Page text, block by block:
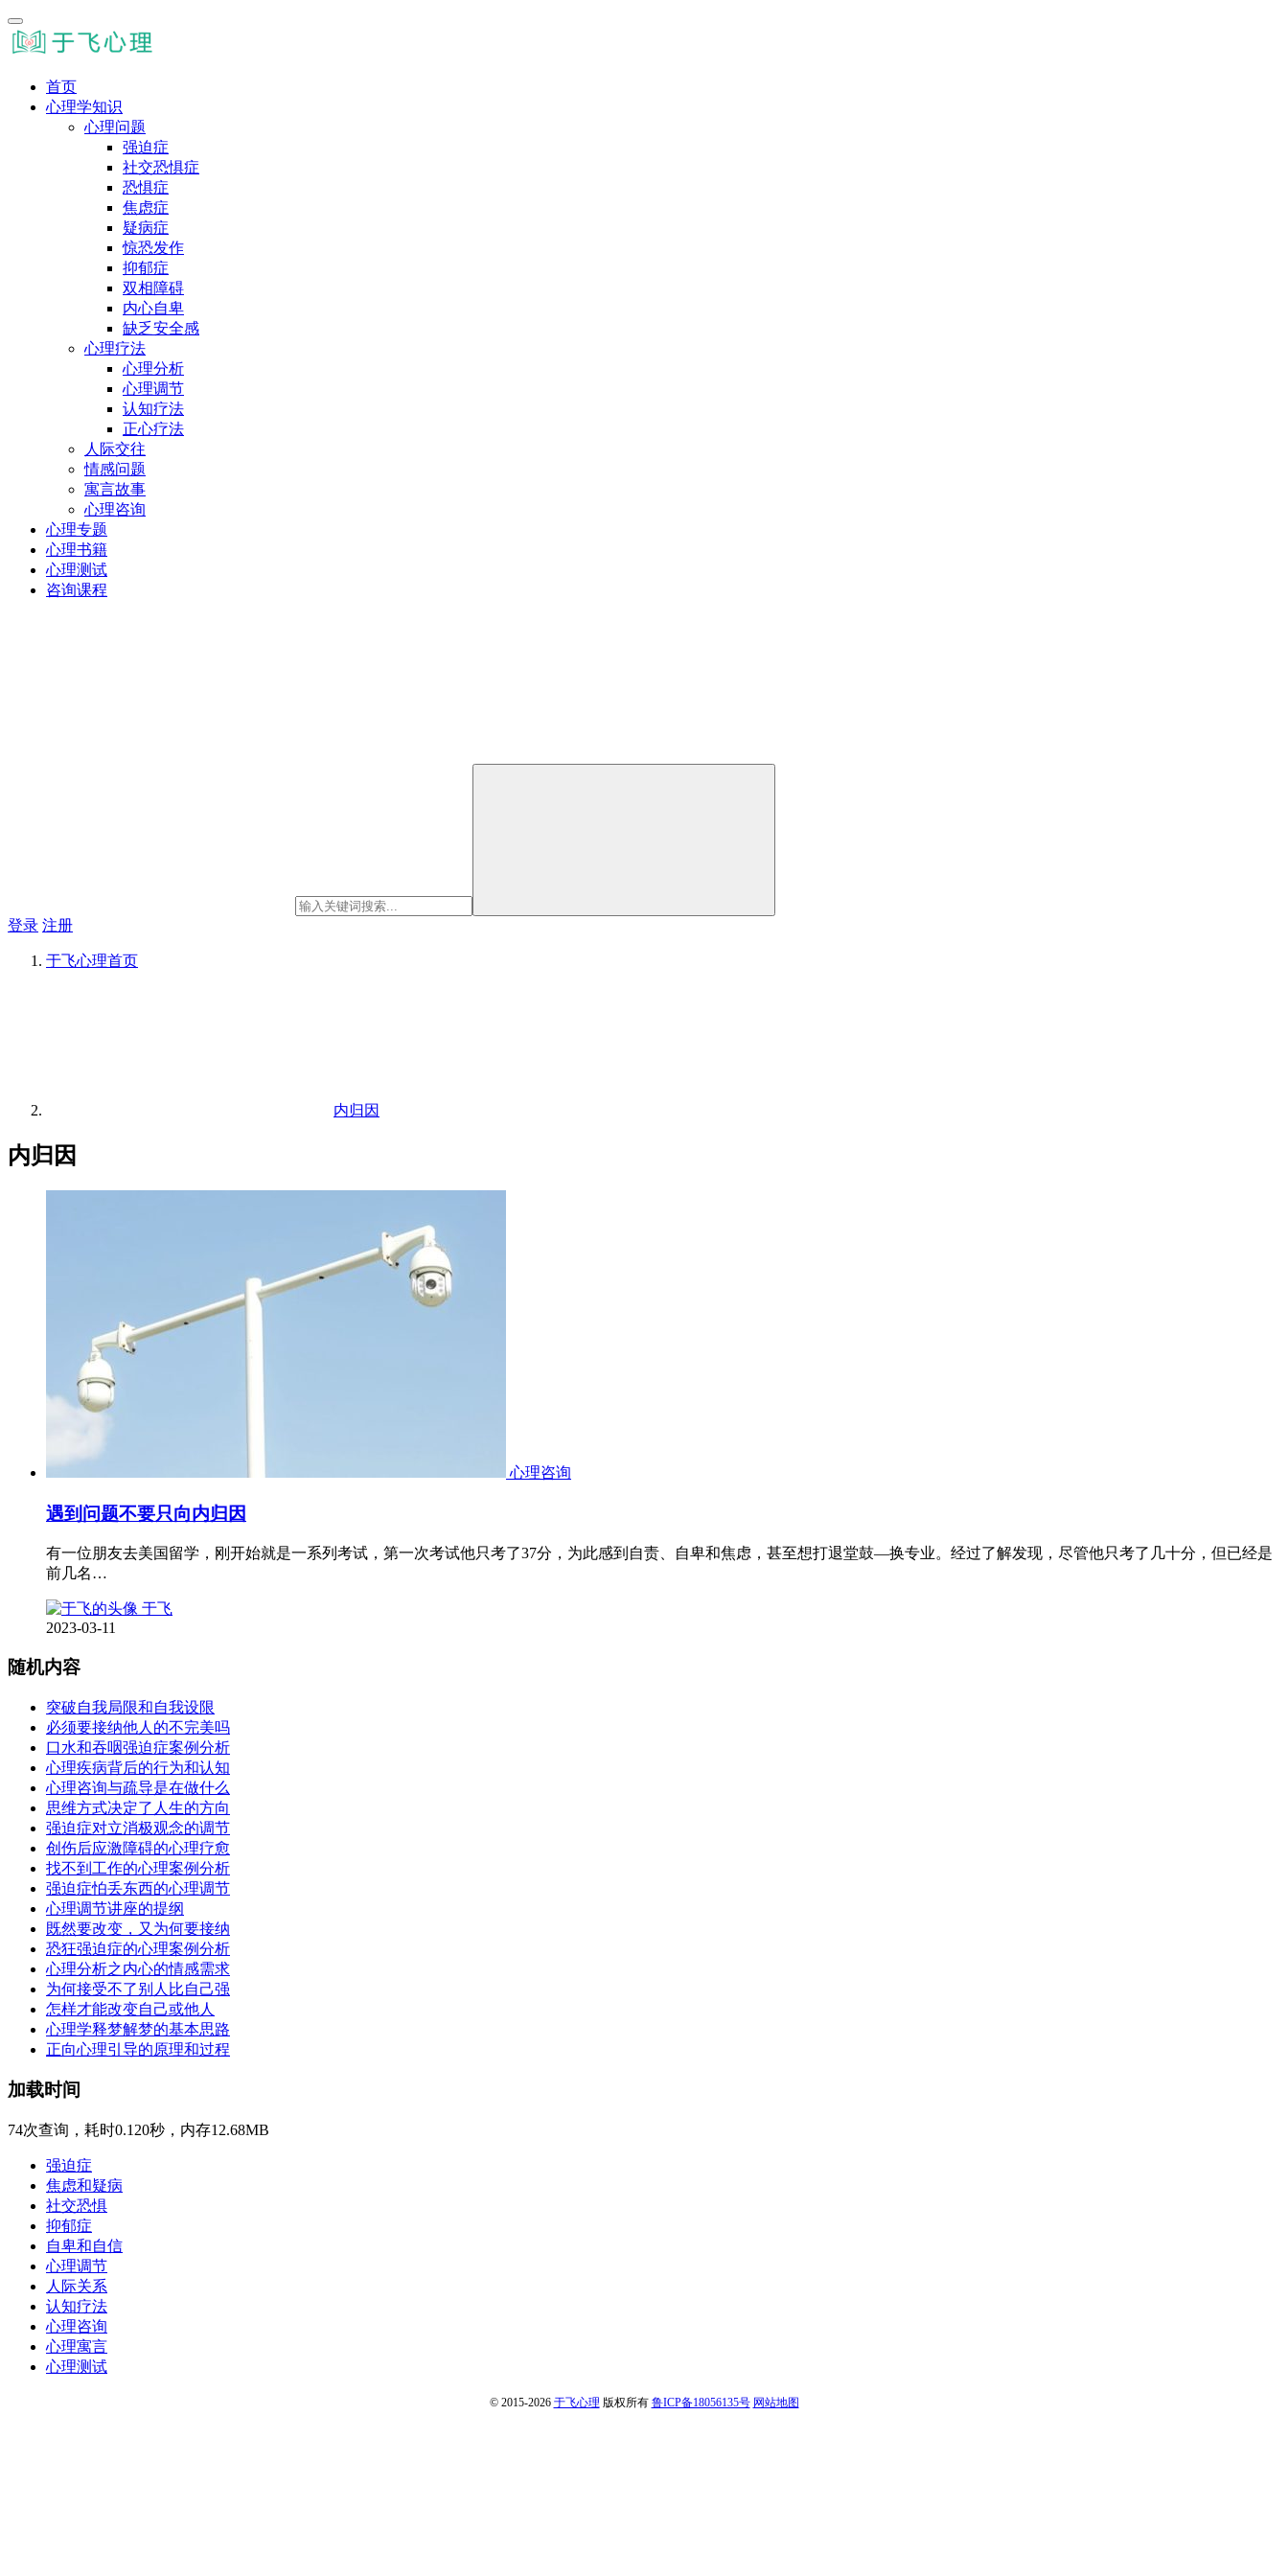
首页
心理学知识
心理问题
强迫症
社交恐惧症
恐惧症
焦虑症
疑病症
惊恐发作
抑郁症
双相障碍
内心自卑
缺乏安全感
心理疗法
心理分析
心理调节
认知疗法
正心疗法
人际交往
情感问题
寓言故事
心理咨询
心理专题
心理书籍
心理测试
咨询课程
登录 注册
于飞心理首页
内归因
内归因
心理咨询
遇到问题不要只向内归因
有一位朋友去美国留学，刚开始就是一系列考试，第一次考试他只考了37分，为此感到自责、自卑和焦虑，甚至想打退堂鼓—换专业。经过了解发现，尽管他只考了几十分，但已经是
前几名…
于飞
2023-03-11
随机内容
突破自我局限和自我设限
必须要接纳他人的不完美吗
口水和吞咽强迫症案例分析
心理疾病背后的行为和认知
心理咨询与疏导是在做什么
思维方式决定了人生的方向
强迫症对立消极观念的调节
创伤后应激障碍的心理疗愈
找不到工作的心理案例分析
强迫症怕丢东西的心理调节
心理调节讲座的提纲
既然要改变，又为何要接纳
恐狂强迫症的心理案例分析
心理分析之内心的情感需求
为何接受不了别人比自己强
怎样才能改变自己或他人
心理学释梦解梦的基本思路
正向心理引导的原理和过程
加载时间
74次查询，耗时0.120秒，内存12.68MB
强迫症
焦虑和疑病
社交恐惧
抑郁症
自卑和自信
心理调节
人际关系
认知疗法
心理咨询
心理寓言
心理测试
© 2015-2026 于飞心理 版权所有 鲁ICP备18056135号 网站地图